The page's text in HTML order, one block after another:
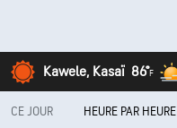
Kawele, Kasaï 86°F
CE JOUR HEURE PAR HEURE